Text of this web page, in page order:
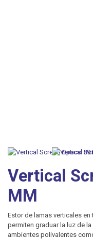
Vertical
MM
Estor de lamas verticales
permiten graduar la luz de
ambientes polivalentes